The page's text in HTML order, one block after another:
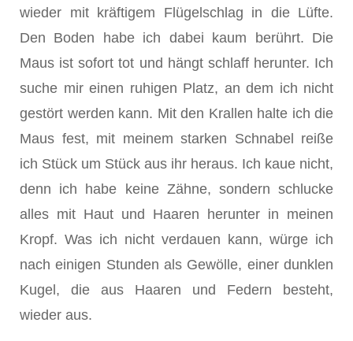
wieder mit kräftigem Flügelschlag in die Lüfte.
Den Boden habe ich dabei kaum berührt. Die
Maus ist sofort tot und hängt schlaff herunter. Ich
suche mir einen ruhigen Platz, an dem ich nicht
gestört werden kann. Mit den Krallen halte ich die
Maus fest, mit meinem starken Schnabel reiße
ich Stück um Stück aus ihr heraus. Ich kaue nicht,
denn ich habe keine Zähne, sondern schlucke
alles mit Haut und Haaren herunter in meinen
Kropf. Was ich nicht verdauen kann, würge ich
nach einigen Stunden als Gewölle, einer dunklen
Kugel, die aus Haaren und Federn besteht,
wieder aus.